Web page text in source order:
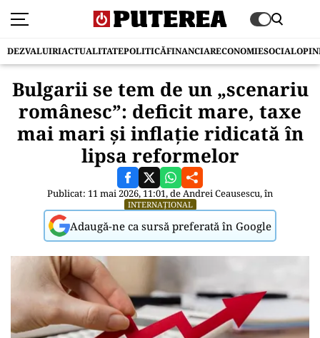
DEZVALUIRIACTUALITATEPOLITICĂFINANCIARECONOMIESOCIAL
Bulgarii se tem de un „scenariu
românesc”: deficit mare, taxe
mai mari și inflație ridicată în
lipsa reformelor
Publicat: 11 mai 2026, 11:01, deAndrei Ceausescu, în
INTERNAȚIONAL
Adaugă-ne ca sursă preferată în Google